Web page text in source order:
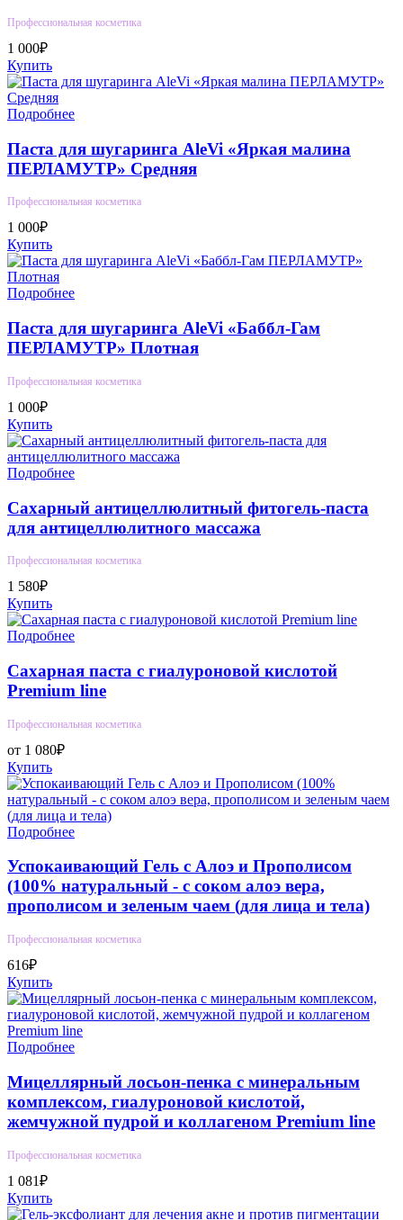
Профессиональная косметика
1 000₽
Купить
Подробнее
Паста для шугаринга AleVi «Яркая малина
ПЕРЛАМУТР» Средняя
Профессиональная косметика
1 000₽
Купить
Подробнее
Паста для шугаринга AleVi «Баббл-Гам
ПЕРЛАМУТР» Плотная
Профессиональная косметика
1 000₽
Купить
Подробнее
Сахарный антицеллюлитный фитогель-паста
для антицеллюлитного массажа
Профессиональная косметика
1 580₽
Купить
Подробнее
Сахарная паста с гиалуроновой кислотой
Premium line
Профессиональная косметика
от 1 080₽
Купить
Подробнее
Успокаивающий Гель с Алоэ и Прополисом
(100% натуральный - с соком алоэ вера,
прополисом и зеленым чаем (для лица и тела)
Профессиональная косметика
616₽
Купить
Подробнее
Мицеллярный лосьон-пенка с минеральным
комплексом, гиалуроновой кислотой,
жемчужной пудрой и коллагеном Premium line
Профессиональная косметика
1 081₽
Купить